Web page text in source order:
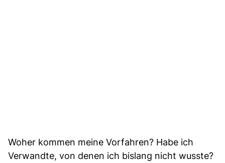
Woher kommen meine Vorfahren? Habe ich
Verwandte, von denen ich bislang nicht wusste?